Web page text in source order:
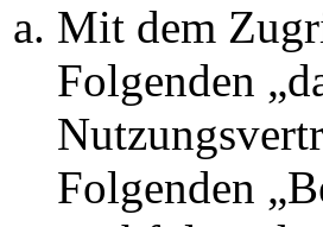
Mit dem
Folgenden
Folgenden